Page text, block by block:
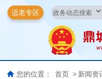
适老专区
您的位置： 首页 > 新闻资